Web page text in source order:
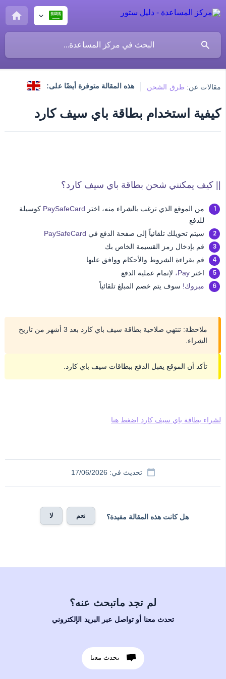
مقالات عن: طرق الشحن هذه المقالة متوفرة أيضًا على:
كيفية استخدام بطاقة باي سيف كارد
|| كيف يمكنني شحن بطاقة باي سيف كارد؟
من الموقع الذي ترغب بالشراء منه، اختر PaySafeCard كوسيلة
للدفع
سيتم تحويلك تلقائياً إلى صفحة الدفع في PaySafeCard
قم بإدخال رمز القسيمة الخاص بك
قم بقراءة الشروط والأحكام ووافق عليها
اختر Pay،
لإتمام عملية الدفع
مبروك! سوف يتم خصم المبلغ تلقائياً
ملاحظة: تنتهي صلاحية بطاقة سيف باي كارد بعد 3 أشهر من تاريخ
الشراء.
تأكد أن الموقع يقبل الدفع ببطاقات سيف باي كارد.
لشراء بطاقة باي سيف كارد اضغط هنا
تحديث في: 17/06/2026
هل كانت هذه المقالة مفيدة؟ نعم لا
لم تجد ماتبحث عنه؟
تحدث معنا أو تواصل عبر البريد الإلكتروني
تحدث معنا